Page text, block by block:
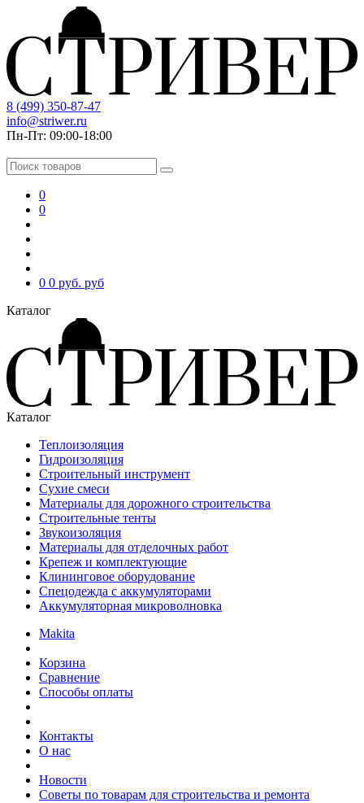
8 (499) 350-87-47
info@striwer.ru
Пн-Пт: 09:00-18:00
0
0
0 0 руб. руб
Каталог
Каталог
Теплоизоляция
Гидроизоляция
Строительный инструмент
Сухие смеси
Материалы для дорожного строительства
Строительные тенты
Звукоизоляция
Материалы для отделочных работ
Крепеж и комплектующие
Клининговое оборудование
Спецодежда с аккумуляторами
Аккумуляторная микроволновка
Makita
Корзина
Сравнение
Способы оплаты
Контакты
О нас
Новости
Советы по товарам для строительства и ремонта